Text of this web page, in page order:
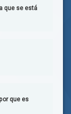
que se está
que es